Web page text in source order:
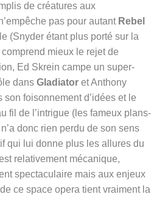
de créatures aux
pas pour autant Rebel
(Snyder étant plus porté sur la
mieux le rejet de
Ed Skrein campe un super-
dans Gladiator et Anthony
foisonnement d’idées et le
fil de l’intrigue (les fameux plans-
donc rien perdu de son sens
qui lui donne plus les allures du
relativement mécanique,
spectaculaire mais aux enjeux
ce space opera tient vraiment la